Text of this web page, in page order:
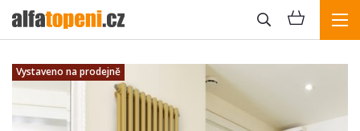
Vystaveno na prodejně